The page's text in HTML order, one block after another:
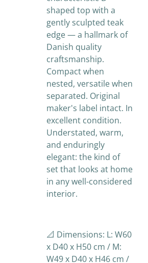
shaped top with a
gently sculpted teak
edge — a hallmark of
Danish quality
craftsmanship.
Compact when
nested, versatile when
separated. Original
maker's label intact. In
excellent condition.
Understated, warm,
and enduringly
elegant: the kind of
set that looks at home
in any well-considered
interior.
📐 Dimensions: L: W60
x D40 x H50 cm / M:
W49 x D40 x H46 cm /